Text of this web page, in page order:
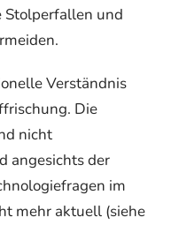
Stolperfallen und
Verständnis
Die
nicht
angesichts der
im
mehr aktuell (siehe